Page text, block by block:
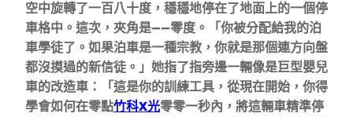
空中旋轉了一百八十度，穩穩地停在了地面上的一個停
車格中。這次，夾角是——零度。「你被分配給我的泊
車學徒了。如果泊車是一種宗教，你就是那個連方向盤
都沒摸過的新信徒。」她指了指旁邊一輛像是巨型嬰兒
車的改造車：「這是你的訓練工具，從現在開始，你得
學會如何在零點竹科X光零零一秒內，將這輛車精準停